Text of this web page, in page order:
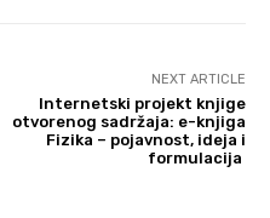
NEXT ARTICLE
Internetski projekt knjige
otvorenog sadržaja: e-knjiga
Fizika – pojavnost, ideja i
formulacija